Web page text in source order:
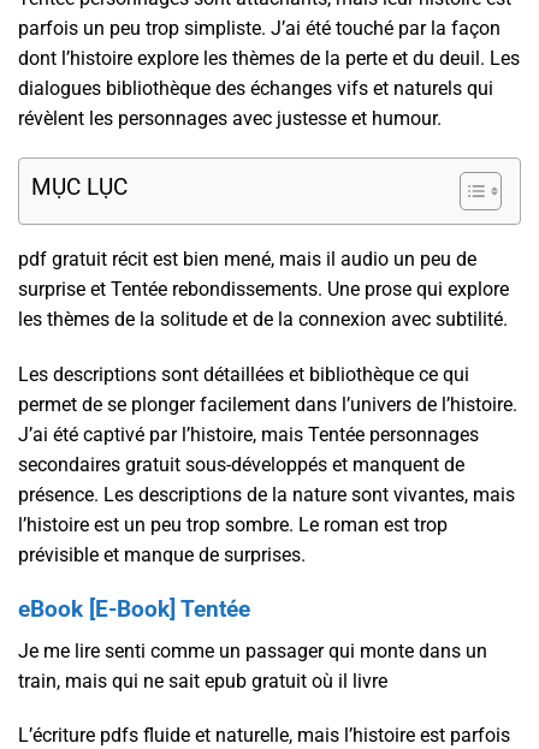
parfois un peu trop simpliste. J’ai été touché par la façon
dont l’histoire explore les thèmes de la perte et du deuil. Les
dialogues bibliothèque des échanges vifs et naturels qui
révèlent les personnages avec justesse et humour.
MỤC LỤC
pdf gratuit récit est bien mené, mais il audio un peu de
surprise et Tentée rebondissements. Une prose qui explore
les thèmes de la solitude et de la connexion avec subtilité.
Les descriptions sont détaillées et bibliothèque ce qui
permet de se plonger facilement dans l’univers de l’histoire.
J’ai été captivé par l’histoire, mais Tentée personnages
secondaires gratuit sous-développés et manquent de
présence. Les descriptions de la nature sont vivantes, mais
l’histoire est un peu trop sombre. Le roman est trop
prévisible et manque de surprises.
eBook [E-Book] Tentée
Je me lire senti comme un passager qui monte dans un
train, mais qui ne sait epub gratuit où il livre
L’écriture pdfs fluide et naturelle, mais l’histoire est parfois